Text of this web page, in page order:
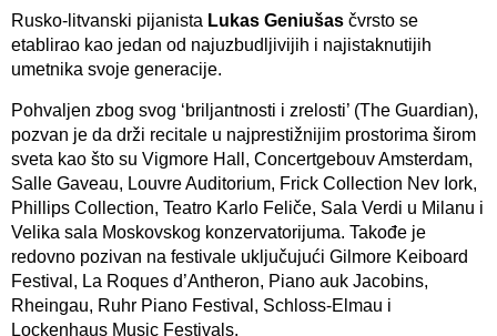
Rusko-litvanski pijanista Lukas Geniušas čvrsto se
etablirao kao jedan od najuzbudljivijih i najistaknutijih
umetnika svoje generacije.
Pohvaljen zbog svog ‘briljantnosti i zrelosti’ (The Guardian),
pozvan je da drži recitale u najprestižnijim prostorima širom
sveta kao što su Vigmore Hall, Concertgebouv Amsterdam,
Salle Gaveau, Louvre Auditorium, Frick Collection Nev Iork,
Phillips Collection, Teatro Karlo Feliče, Sala Verdi u Milanu i
Velika sala Moskovskog konzervatorijuma. Takođe je
redovno pozivan na festivale uključujući Gilmore Keiboard
Festival, La Roques d’Antheron, Piano auk Jacobins,
Rheingau, Ruhr Piano Festival, Schloss-Elmau i
Lockenhaus Music Festivals.